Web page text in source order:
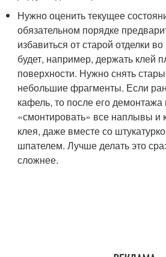
Нужно оценить текущее
обязательном порядке
избавиться от старой отделки
будет, например, держать клей
поверхности. Нужно снять
небольшие фрагменты. Если
кафель, то после его
«смонтировать» все наплывы и
клея, даже вместе со
шпателем. Лучше делать это
сложнее.